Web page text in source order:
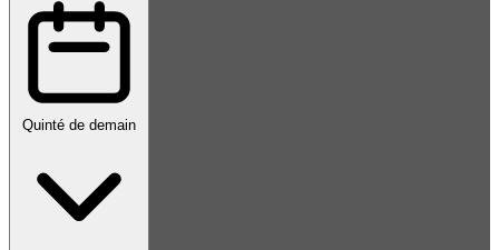
Quinté de demain